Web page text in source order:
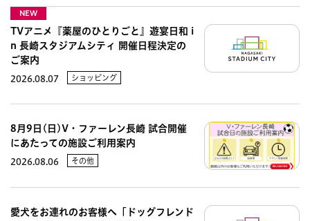
NEW
TVアニメ『薬屋のひとりごと』遊宴日和 i
n 長崎スタジアムシティ 開催日程決定の
ご案内
2026.08.07 ショッピング
8月9日(日)V・ファーレン長崎 試合開催
にあたっての施設ご利用案内
2026.08.06 その他
愛犬をお連れのお客様へ「ドッグフレンド